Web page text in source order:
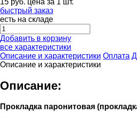
быстрый заказ
есть на складе
Добавить в корзину
все характеристики
Описание и характеристики Оплата
Описание и характеристики
Описание:
Прокладка паронитовая